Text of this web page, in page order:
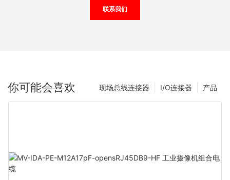
联系我们
你可能会喜欢 产品
I/O连接器
现场总线连接器